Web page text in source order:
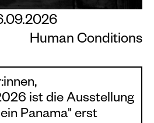
&
Human Conditions
ist die Ausstellung
Panama" erst